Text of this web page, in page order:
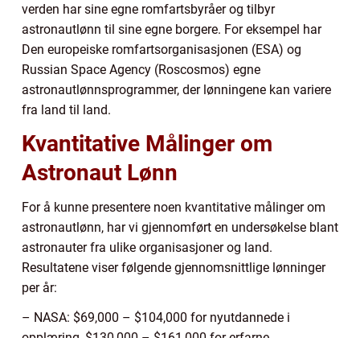
verden har sine egne romfartsbyråer og tilbyr
astronautlønn til sine egne borgere. For eksempel har
Den europeiske romfartsorganisasjonen (ESA) og
Russian Space Agency (Roscosmos) egne
astronautlønnsprogrammer, der lønningene kan variere
fra land til land.
Kvantitative Målinger om
Astronaut Lønn
For å kunne presentere noen kvantitative målinger om
astronautlønn, har vi gjennomført en undersøkelse blant
astronauter fra ulike organisasjoner og land.
Resultatene viser følgende gjennomsnittlige lønninger
per år:
– NASA: $69,000 – $104,000 for nyutdannede i